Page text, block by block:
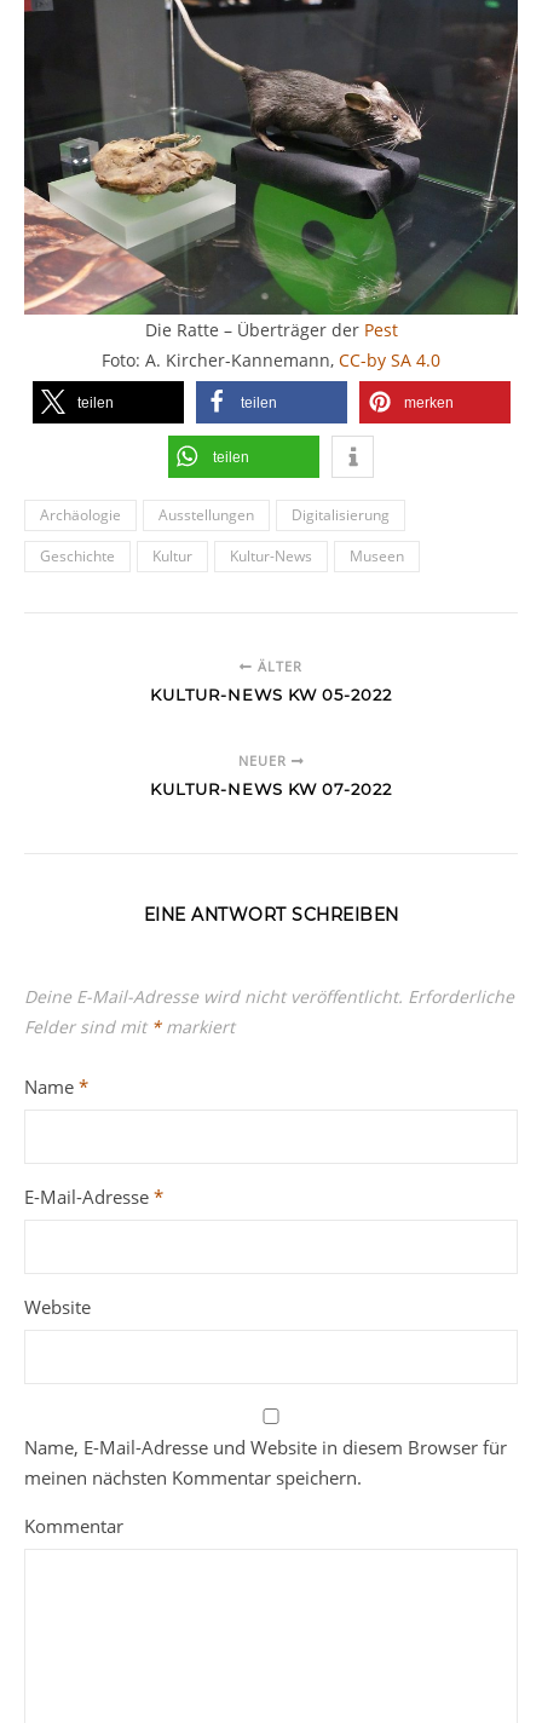
Die Ratte – Überträger der Pest
Foto: A. Kircher-Kannemann, CC-by SA 4.0
teilen teilen merken
teilen
Archäologie Ausstellungen
Digitalisierung
Geschichte
Kultur Kultur-News Museen
ÄLTER
KULTUR-NEWS KW 05-2022
NEUER
KULTUR-NEWS KW 07-2022
EINE ANTWORT SCHREIBEN
Deine E-Mail-Adresse wird nicht veröffentlicht. Erforderliche
Felder sind mit *markiert
Name *
E-Mail-Adresse *
Website
Name, E-Mail-Adresse und Website in diesem Browser für
meinen nächsten Kommentar speichern.
Kommentar